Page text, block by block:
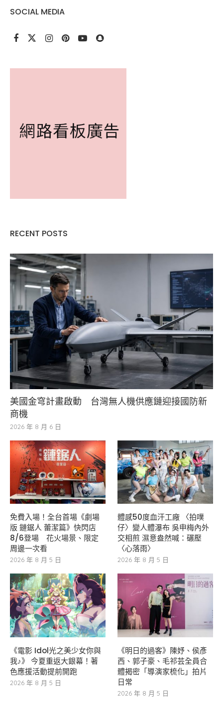
SOCIAL MEDIA
RECENT POSTS
美國金穹計畫啟動 台灣無人機供應鏈迎接國防新
商機
2026 年 8 月 6 日
免費入場！全台首場《劇場
版 鏈鋸人 蕾潔篇》快閃店
8/6登場 花火場景、限定
周邊一次看
2026 年 8 月 5 日
體感50度血汗工廠 〈拍噗
仔〉變人體瀑布 吳申梅內外
交相煎 濕意盎然喊：碾壓
〈心落雨〉
2026 年 8 月 5 日
《電影 Idol光之美少女你與
我♪》 今夏重返大銀幕！著
色應援活動提前開跑
2026 年 8 月 5 日
《明日的過客》陳妤、侯彥
西、郭子豪、毛祁芸全員合
體揭密「導演家梳化」拍片
日常
2026 年 8 月 5 日